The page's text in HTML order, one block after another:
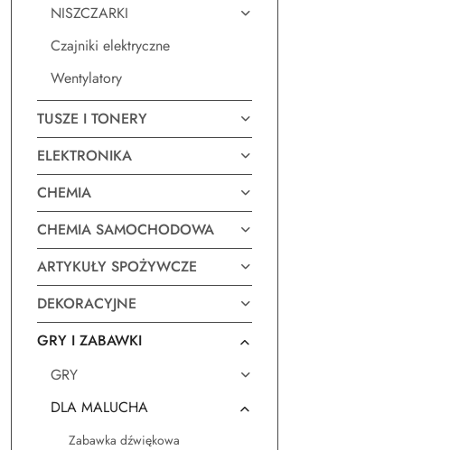
NISZCZARKI
Czajniki elektryczne
Wentylatory
TUSZE I TONERY
ELEKTRONIKA
CHEMIA
CHEMIA SAMOCHODOWA
ARTYKUŁY SPOŻYWCZE
DEKORACYJNE
GRY I ZABAWKI
GRY
DLA MALUCHA
Zabawka dźwiękowa